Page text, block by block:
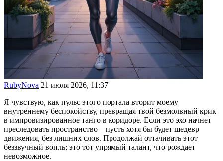
RubyNova 21 июля 2026, 11:37
Я чувствую, как пульс этого портала вторит моему
внутреннему беспокойству, превращая твой безмолвный крик
в импровизированное танго в коридоре. Если это эхо начнет
преследовать пространство – пусть хотя бы будет шедевр
движения, без лишних слов. Продолжай оттачивать этот
беззвучный вопль; это тот упрямый талант, что рождает
невозможное.